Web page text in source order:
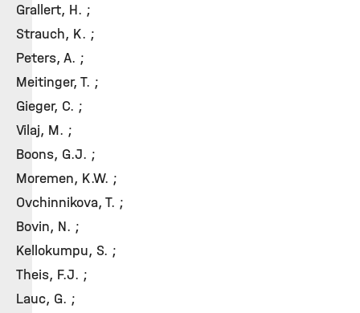
Grallert, H. ;
Strauch, K. ;
Peters, A. ;
Meitinger, T. ;
Gieger, C. ;
Vilaj, M. ;
Boons, G.J. ;
Moremen, K.W. ;
Ovchinnikova, T. ;
Bovin, N. ;
Kellokumpu, S. ;
Theis, F.J. ;
Lauc, G. ;